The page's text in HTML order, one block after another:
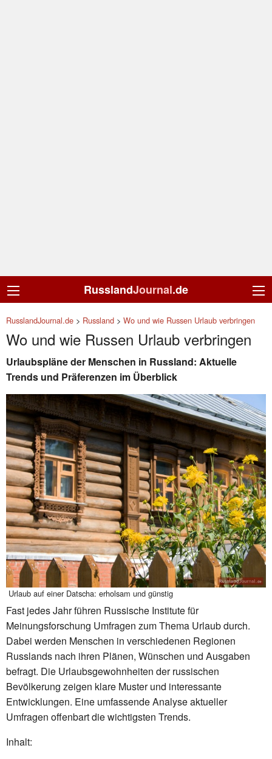
RusslandJournal.de
RusslandJournal.de > Russland > Wo und wie Russen Urlaub verbringen
Wo und wie Russen Urlaub verbringen
Urlaubspläne der Menschen in Russland: Aktuelle
Trends und Präferenzen im Überblick
Urlaub auf einer Datscha: erholsam und günstig
Fast jedes Jahr führen Russische Institute für
Meinungsforschung Umfragen zum Thema Urlaub durch.
Dabei werden Menschen in verschiedenen Regionen
Russlands nach ihren Plänen, Wünschen und Ausgaben
befragt. Die Urlaubsgewohnheiten der russischen
Bevölkerung zeigen klare Muster und interessante
Entwicklungen. Eine umfassende Analyse aktueller
Umfragen offenbart die wichtigsten Trends.
Inhalt: